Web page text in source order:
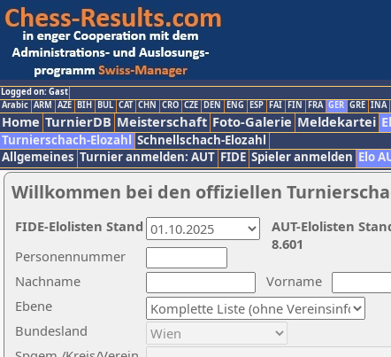
Logged on: Gast
Arabic ARM AZE BIH BUL CAT CHN CRO CZE DEN ENG ESP FAI FIN FRA GER GRE INA
Home TurnierDB Meisterschaft Foto-Galerie Meldekartei
Turnierschach-Elozahl Schnellschach-Elozahl
Allgemeines Turnier anmelden: AUT FIDE Spieler anmelden Elo
Willkommen bei den offiziellen
Nachname
Vorname
Ebene
Personennummer
Bundesland
AUT-Elolisten
8.601
FIDE-Elolisten Stand